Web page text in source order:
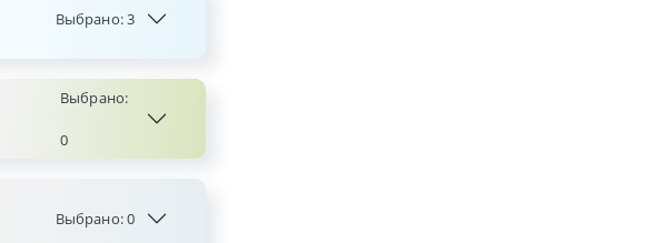
Выбрано:3
Выбрано:
0
Выбрано:0